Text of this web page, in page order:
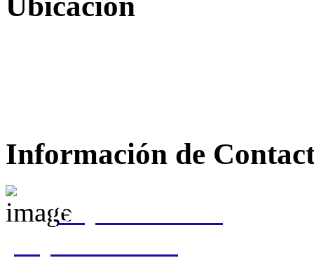
Información de
(55) 5310 0050